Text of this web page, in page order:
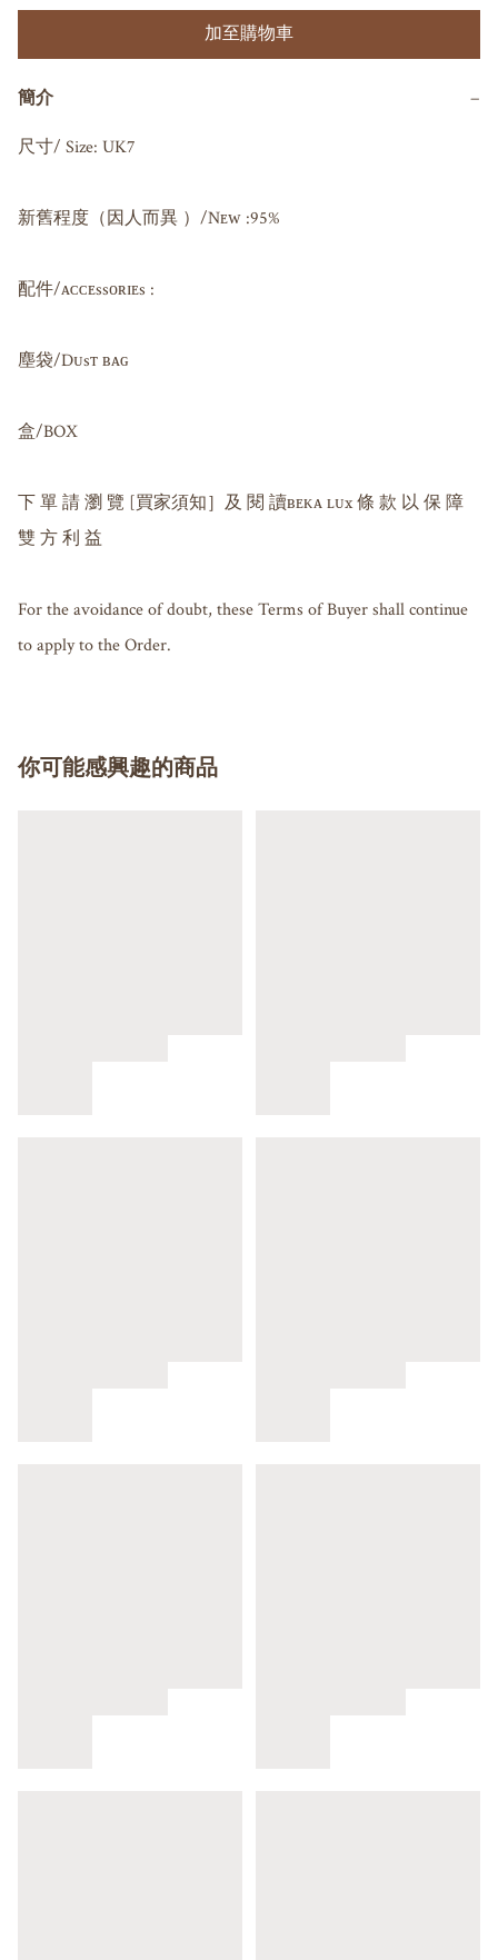
加至購物車
簡介 −
尺寸/ Size: UK7
新舊程度（因人而異 ）/Nᴇᴡ :95%
配件/ᴀᴄᴄᴇssᴏʀɪᴇs :
塵袋/Dᴜsᴛ ʙᴀɢ
盒/BOX
下 單 請 瀏 覽 [買家須知］及 閱 讀ʙᴇᴋᴀ ʟᴜx 條 款 以 保 障
雙 方 利 益
For the avoidance of doubt, these Terms of Buyer shall continue
to apply to the Order.
你可能感興趣的商品